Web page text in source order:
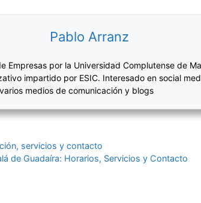
Pablo Arranz
Empresas por la Universidad Complutense de
impartido por ESIC. Interesado en social
medios de comunicación y blogs
servicios y contacto
de Guadaíra: Horarios, Servicios y Contacto